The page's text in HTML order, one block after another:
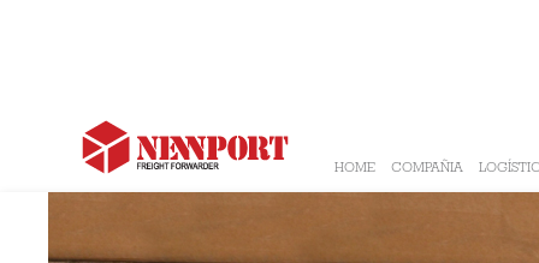
HOME COMPAÑIA